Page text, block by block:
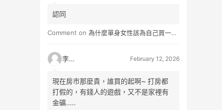
認同
Comment on 為什麼單身女性該為自己買一間房？不只為了棲身，更是為人生買一份「選擇權」
李小松 February 12, 2026
現在房市那麼貴，誰買的起啊~ 打房都
打假的，有錢人的遊戲，又不是家裡有
金礦.....